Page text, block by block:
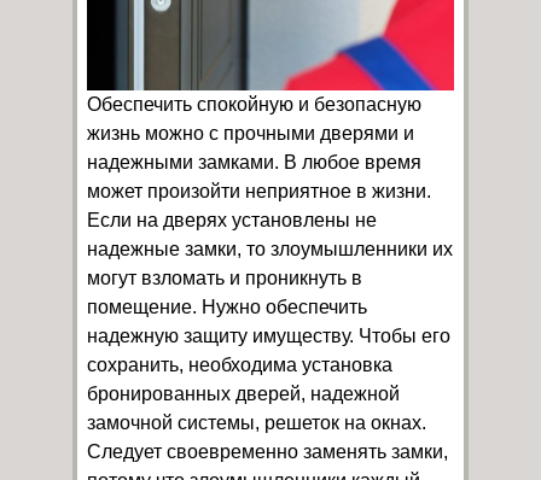
Обеспечить спокойную и безопасную
жизнь можно с прочными дверями и
надежными замками. В любое время
может произойти неприятное в жизни.
Если на дверях установлены не
надежные замки, то злоумышленники их
могут взломать и проникнуть в
помещение. Нужно обеспечить
надежную защиту имуществу. Чтобы его
сохранить, необходима установка
бронированных дверей, надежной
замочной системы, решеток на окнах.
Следует своевременно заменять замки,